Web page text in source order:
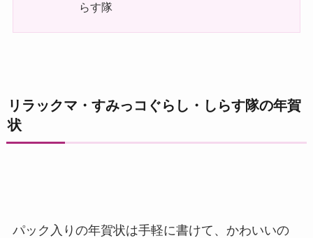
らす隊
リラックマ・すみっコぐらし・しらす隊の年賀
状
パック入りの年賀状は手軽に書けて、かわいいの